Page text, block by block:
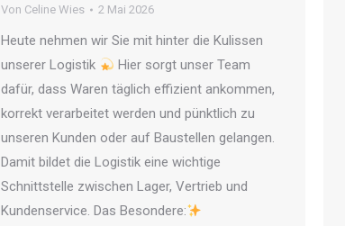
Von Celine Wies 2 Mai 2026
Heute nehmen wir Sie mit hinter die Kulissen
unserer Logistik
Hier sorgt unser Team
dafür, dass Waren täglich effizient ankommen,
korrekt verarbeitet werden und pünktlich zu
unseren Kunden oder auf Baustellen gelangen.
Damit bildet die Logistik eine wichtige
Schnittstelle zwischen Lager, Vertrieb und
Kundenservice. Das Besondere: